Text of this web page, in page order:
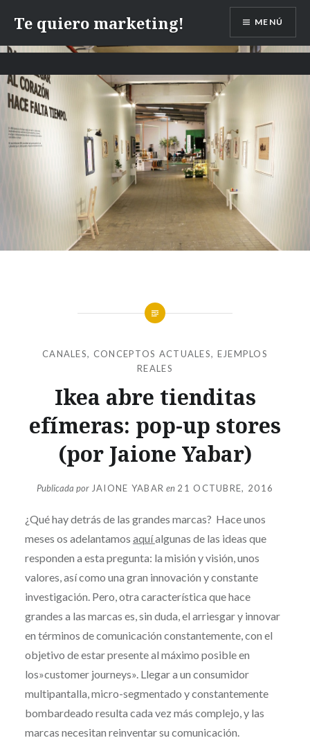
Te quiero marketing! MENÚ
CANALES, CONCEPTOS ACTUALES, EJEMPLOS
REALES
Ikea abre tienditas
efímeras: pop-up stores
(por Jaione Yabar)
Publicada por JAIONE YABAR en 21 OCTUBRE, 2016
¿Qué hay detrás de las grandes marcas? Hace unos
meses os adelantamos aquíalgunas de las ideas que
responden a esta pregunta: la misión y visión, unos
valores, así como una gran innovación y constante
investigación. Pero, otra característica que hace
grandes a las marcas es, sin duda, el arriesgar y innovar
en términos de comunicación constantemente, con el
objetivo de estar presente al máximo posible en
los»customer journeys». Llegar a un consumidor
multipantalla, micro-segmentado y constantemente
bombardeado resulta cada vez más complejo, y las
marcas necesitan reinventar su comunicación.